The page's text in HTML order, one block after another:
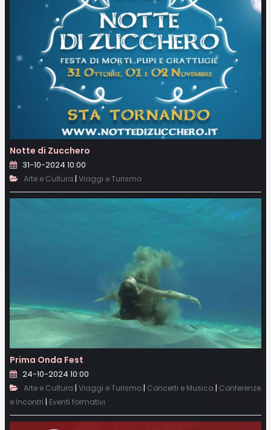
Notte di Zucchero
31-10-2024 10:00
Arte e Cultura | Viaggi e Turismo
Prima Onda Fest
24-10-2024 10:00
Arte e Cultura | Viaggi e Turismo | Concerti e Musica | Conferenze
e Incontri | Eventi formativi